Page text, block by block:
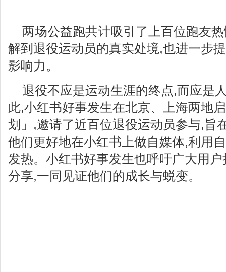
两场公益跑共计吸引了上百位跑友
解到退役运动员的真实处境,也进一步
影响力。
退役不应是运动生涯的终点,而应是
此,小红书好事发生在北京、上海两地
划」,邀请了近百位退役运动员参与,旨
他们更好地在小红书上做自媒体,利用
发热。小红书好事发生也呼吁广大用
分享,一同见证他们的成长与蜕变。